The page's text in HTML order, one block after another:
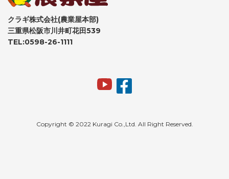
クラギ株式会社(農業屋本部)
三重県松阪市川井町花田539
TEL:0598-26-1111
Copyright © 2022 Kuragi Co.,Ltd. All Right Reserved.